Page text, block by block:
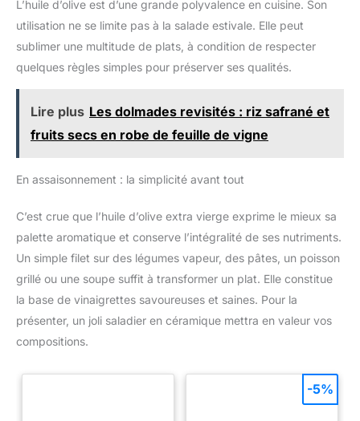
L’huile d’olive est d’une grande polyvalence en cuisine. Son
utilisation ne se limite pas à la salade estivale. Elle peut
sublimer une multitude de plats, à condition de respecter
quelques règles simples pour préserver ses qualités.
Lire plus Les dolmades revisités : riz safrané et
fruits secs en robe de feuille de vigne
En assaisonnement : la simplicité avant tout
C’est crue que l’huile d’olive extra vierge exprime le mieux sa
palette aromatique et conserve l’intégralité de ses nutriments.
Un simple filet sur des légumes vapeur, des pâtes, un poisson
grillé ou une soupe suffit à transformer un plat. Elle constitue
la base de vinaigrettes savoureuses et saines. Pour la
présenter, un joli saladier en céramique mettra en valeur vos
compositions.
-5%